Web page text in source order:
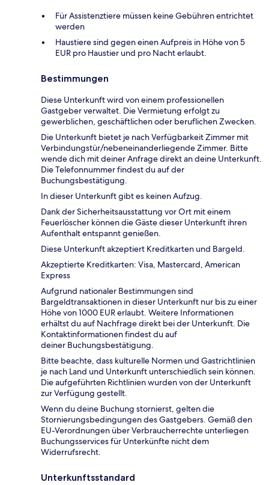
Für Assistenztiere müssen keine Gebühren entrichtet
werden
Haustiere sind gegen einen Aufpreis in Höhe von 5
EUR pro Haustier und pro Nacht erlaubt.
Bestimmungen
Diese Unterkunft wird von einem professionellen
Gastgeber verwaltet. Die Vermietung erfolgt zu
gewerblichen, geschäftlichen oder beruflichen Zwecken.
Die Unterkunft bietet je nach Verfügbarkeit Zimmer mit
Verbindungstür/nebeneinanderliegende Zimmer. Bitte
wende dich mit deiner Anfrage direkt an deine Unterkunft.
Die Telefonnummer findest du auf der
Buchungsbestätigung.
In dieser Unterkunft gibt es keinen Aufzug.
Dank der Sicherheitsausstattung vor Ort mit einem
Feuerlöscher können die Gäste dieser Unterkunft ihren
Aufenthalt entspannt genießen.
Diese Unterkunft akzeptiert Kreditkarten und Bargeld.
Akzeptierte Kreditkarten: Visa, Mastercard, American
Express
Aufgrund nationaler Bestimmungen sind
Bargeldtransaktionen in dieser Unterkunft nur bis zu einer
Höhe von 1000 EUR erlaubt. Weitere Informationen
erhältst du auf Nachfrage direkt bei der Unterkunft. Die
Kontaktinformationen findest du auf
deiner Buchungsbestätigung.
Bitte beachte, dass kulturelle Normen und Gastrichtlinien
je nach Land und Unterkunft unterschiedlich sein können.
Die aufgeführten Richtlinien wurden von der Unterkunft
zur Verfügung gestellt.
Wenn du deine Buchung stornierst, gelten die
Stornierungsbedingungen des Gastgebers. Gemäß den
EU-Verordnungen über Verbraucherrechte unterliegen
Buchungsservices für Unterkünfte nicht dem
Widerrufsrecht.
Unterkunftsstandard